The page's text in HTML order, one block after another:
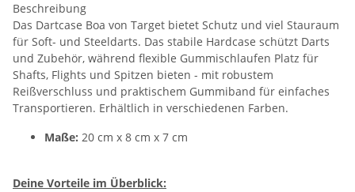
Beschreibung
Das Dartcase Boa von Target bietet Schutz und viel Stauraum
für Soft- und Steeldarts. Das stabile Hardcase schützt Darts
und Zubehör, während flexible Gummischlaufen Platz für
Shafts, Flights und Spitzen bieten - mit robustem
Reißverschluss und praktischem Gummiband für einfaches
Transportieren. Erhältlich in verschiedenen Farben.
Maße: 20 cm x 8 cm x 7 cm
Deine Vorteile im Überblick: